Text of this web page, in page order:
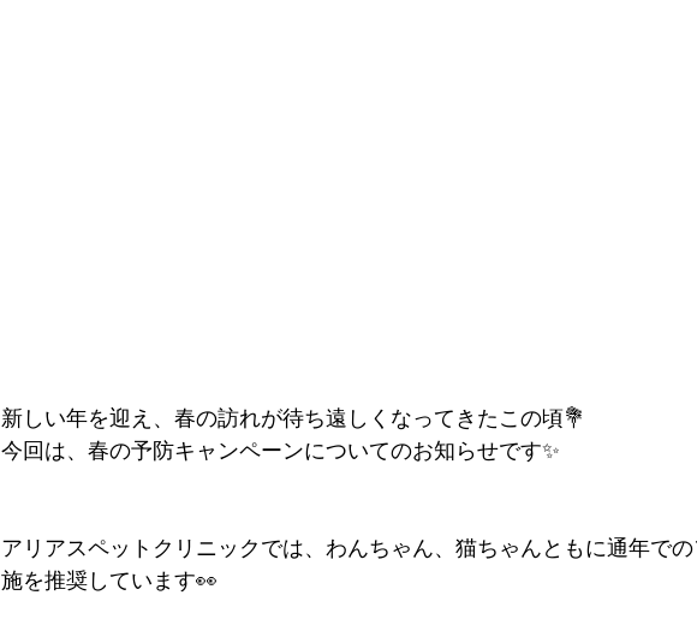
新しい年を迎え、春の訪れが待ち遠しくなってきたこの頃💐
今回は、春の予防キャンペーンについてのお知らせです✨
アリアスペットクリニックでは、わんちゃん、猫ちゃんともに通年で
施を推奨しています👀